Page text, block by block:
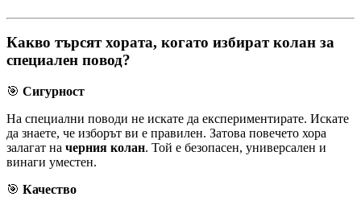
Какво търсят хората, когато избират колан за
специален повод?
🎯 Сигурност
На специални поводи не искате да експериментирате. Искате
да знаете, че изборът ви е правилен. Затова повечето хора
залагат на черния колан. Той е безопасен, универсален и
винаги уместен.
🎯 Качество